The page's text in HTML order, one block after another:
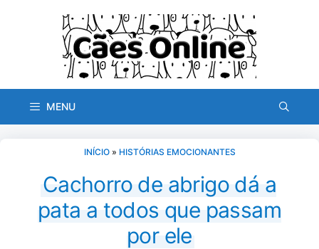
MENU
INÍCIO» HISTÓRIAS EMOCIONANTES
Cachorro de abrigo dá a
pata a todos que passam
por ele